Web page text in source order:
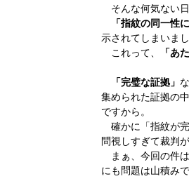
そんな何気ない日
「指紋の同一性
示されてしまいまし
これって、
「あ
「完璧な証拠」
集められた証拠の
ですから。
確かに「指紋が完
問視しすぎて裁判
まぁ、今回の件は
にも問題は山積み